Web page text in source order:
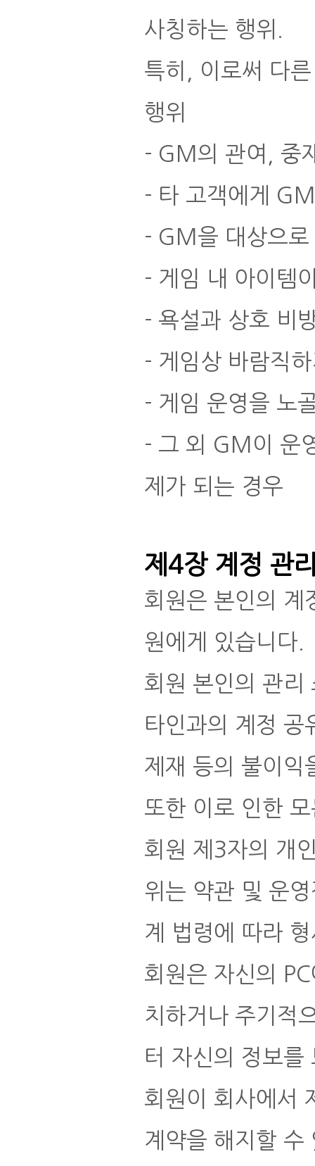
사칭하는 행위.
특히, 이로써 다
행위
- GM의 관여, 중
- 타 고객에게
- GM을 대상으로
- 게임 내 아이템
- 욕설과 상호 비
- 게임상 바람직
- 게임 운영을 노
- 그 외 GM이 운
제가 되는 경우
제4장 계정 관
회원은 본인의 계
원에게 있습니다.
회원 본인의 관리
타인과의 계정 공
제재 등의 불이익
또한 이로 인한
회원 제3자의 개
위는 약관 및 운
계 법령에 따라
회원은 자신의
치하거나 주기적
터 자신의 정보를
회원이 회사에서
계약을 해지할 수